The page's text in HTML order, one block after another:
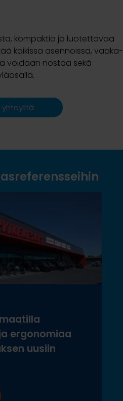
kompaktia ja luotettavaa
kaikissa asennoissa, vaaka-
voidaan nostaa sekä
yhteyttä
ergonomiaa
uusiin